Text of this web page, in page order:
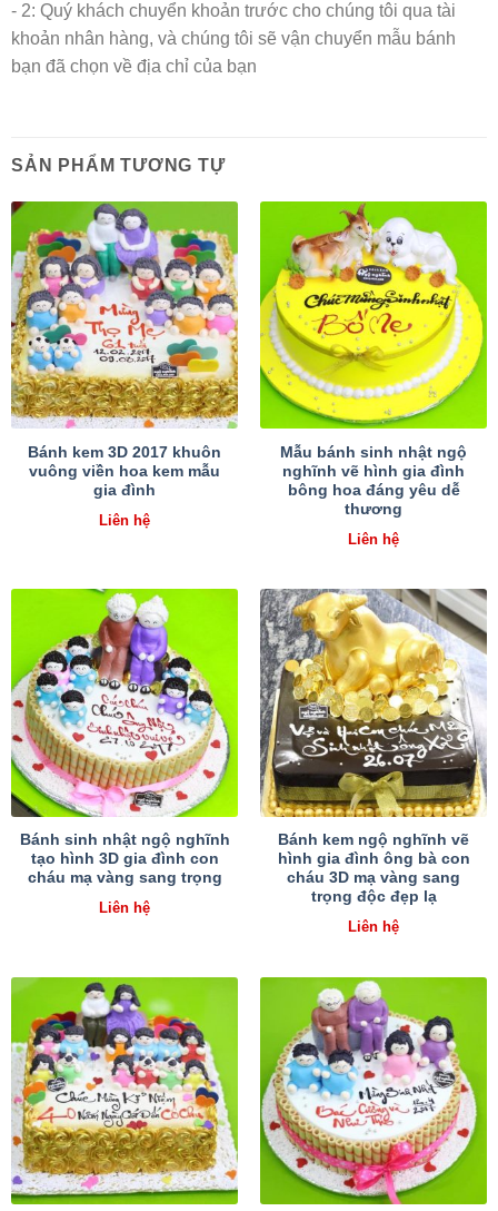
- 2: Quý khách chuyển khoản trước cho chúng tôi qua tài
khoản nhân hàng, và chúng tôi sẽ vận chuyển mẫu bánh
bạn đã chọn về địa chỉ của bạn
SẢN PHẨM TƯƠNG TỰ
Bánh kem 3D 2017 khuôn
vuông viền hoa kem mẫu
gia đình
Liên hệ
Mẫu bánh sinh nhật ngộ
nghĩnh vẽ hình gia đình
bông hoa đáng yêu dễ
thương
Liên hệ
Bánh sinh nhật ngộ nghĩnh
tạo hình 3D gia đình con
cháu mạ vàng sang trọng
Liên hệ
Bánh kem ngộ nghĩnh vẽ
hình gia đình ông bà con
cháu 3D mạ vàng sang
trọng độc đẹp lạ
Liên hệ